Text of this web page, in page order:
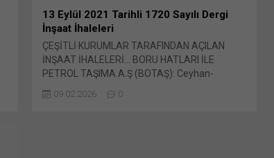
13 Eylül 2021 Tarihli 1720 Sayılı Dergi
İnşaat İhaleleri
ÇEŞİTLİ KURUMLAR TARAFINDAN AÇILAN
İNŞAAT İHALELERİ… BORU HATLARI İLE
PETROL TAŞIMA A.Ş (BOTAŞ): Ceyhan-
Edilmesi yapım işi İhale Bunu paylaş: X'te
09.02.2026 0